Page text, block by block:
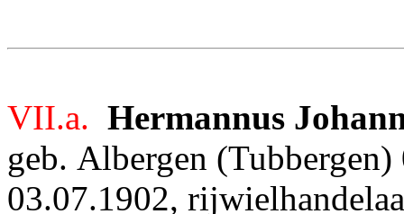
VII.a. Hermannus
geb. Albergen
03.07.1902,